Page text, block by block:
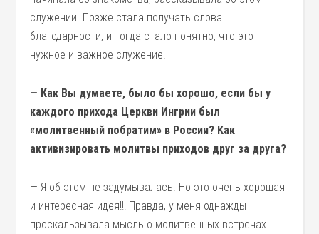
служении. Позже стала получать слова
благодарности, и тогда стало понятно, что это
нужное и важное служение.
— Как Вы думаете, было бы хорошо, если бы у
каждого прихода Церкви Ингрии был
«молитвенный побратим» в России? Как
активизировать молитвы приходов друг за друга?
— Я об этом не задумывалась. Но это очень хорошая
и интересная идея!!! Правда, у меня однажды
проскальзывала мысль о молитвенных встречах